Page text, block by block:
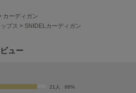
ドドッグ
カーディガン
プス > SNIDELカーディガン
ュー
21人
88%